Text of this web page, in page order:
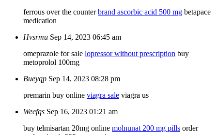
ferrous over the counterbrand ascorbic acid 500 mg betapace
medication
Hvsrmu Sep 14, 2023 06:45 am
omeprazole for sale lopressor without prescription buy
metoprolol 100mg
Bueyqp Sep 14, 2023 08:28 pm
premarin buy online viagra sale viagra us
Weefqs Sep 16, 2023 01:21 am
buy telmisartan 20mg online molnunat 200 mg pills order